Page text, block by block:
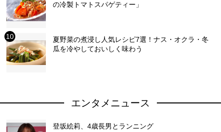
の冷製トマトスパゲティー」
夏野菜の煮浸し人気レシピ7選！ナス・オクラ・冬
瓜を冷やしておいしく味わう
エンタメニュース
登坂絵莉、4歳長男とランニング